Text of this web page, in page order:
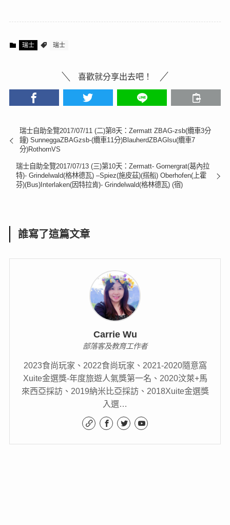
瑞士 瑞士
喜歡就分享出去吧！
瑞士自助全覽2017/07/11 (二)第8天：Zermatt ZBAG-zsb(纜車3分
鐘) SunneggaZBAGzsb-(纜車11分)BlauherdZBAGlsu(纜車7
分)RothornVS
瑞士自助全覽2017/07/13 (三)第10天：Zermatt- Gornergrat(葛內拉
特)- Grindelwald(格林德瓦) –Spiez(施皮茲)(搭船) Oberhofen(上霍
芬)(Bus)Interlaken(因特拉肯)- Grindelwald(格林德瓦) (宿)
誰寫了這篇文章
Carrie Wu
部落客及教育工作者
2023食尚玩家、2022食尚玩家、2021-2020隨意窩
Xuite金選獎-年度旅遊人氣獎第一名、2020汶萊+馬
來西亞採訪、2019納米比亞採訪、2018Xuite金選獎
入選…